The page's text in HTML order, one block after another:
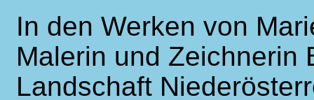
In den Werken von
Malerin und Zeichnerin
Landschaft